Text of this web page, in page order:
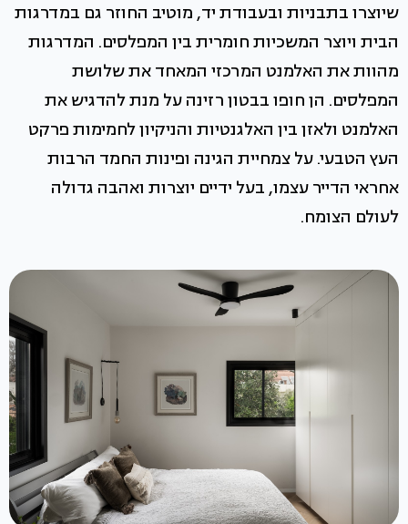
שיוצרו בתבניות ובעבודת יד, מוטיב החוזר גם במדרגות
הבית ויוצר המשכיות חומרית בין המפלסים. המדרגות
מהוות את האלמנט המרכזי המאחד את שלושת
המפלסים. הן חופו בבטון רזינה על מנת להדגיש את
האלמנט ולאזן בין האלגנטיות והניקיון לחמימות פרקט
העץ הטבעי. על צמחיית הגינה ופינות החמד הרבות
אחראי הדייר עצמו, בעל ידיים יוצרות ואהבה גדולה
לעולם הצומח.